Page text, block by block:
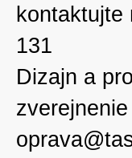
kontaktujte
131
Dizajn a